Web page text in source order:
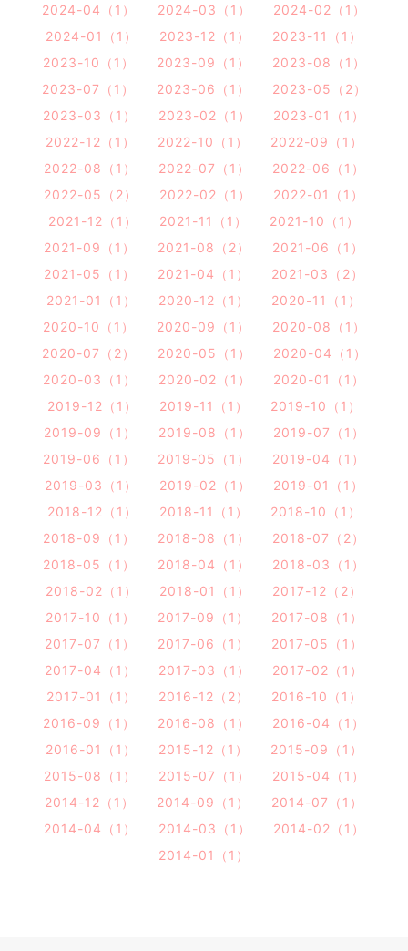
2024-04（1）
2024-03（1）
2024-02（1）
2024-01（1）
2023-12（1）
2023-11（1）
2023-10（1）
2023-09（1）
2023-08（1）
2023-07（1）
2023-06（1）
2023-05（2）
2023-03（1）
2023-02（1）
2023-01（1）
2022-12（1）
2022-10（1）
2022-09（1）
2022-08（1）
2022-07（1）
2022-06（1）
2022-05（2）
2022-02（1）
2022-01（1）
2021-12（1）
2021-11（1）
2021-10（1）
2021-09（1）
2021-08（2）
2021-06（1）
2021-05（1）
2021-04（1）
2021-03（2）
2021-01（1）
2020-12（1）
2020-11（1）
2020-10（1）
2020-09（1）
2020-08（1）
2020-07（2）
2020-05（1）
2020-04（1）
2020-03（1）
2020-02（1）
2020-01（1）
2019-12（1）
2019-11（1）
2019-10（1）
2019-09（1）
2019-08（1）
2019-07（1）
2019-06（1）
2019-05（1）
2019-04（1）
2019-03（1）
2019-02（1）
2019-01（1）
2018-12（1）
2018-11（1）
2018-10（1）
2018-09（1）
2018-08（1）
2018-07（2）
2018-05（1）
2018-04（1）
2018-03（1）
2018-02（1）
2018-01（1）
2017-12（2）
2017-10（1）
2017-09（1）
2017-08（1）
2017-07（1）
2017-06（1）
2017-05（1）
2017-04（1）
2017-03（1）
2017-02（1）
2017-01（1）
2016-12（2）
2016-10（1）
2016-09（1）
2016-08（1）
2016-04（1）
2016-01（1）
2015-12（1）
2015-09（1）
2015-08（1）
2015-07（1）
2015-04（1）
2014-12（1）
2014-09（1）
2014-07（1）
2014-04（1）
2014-03（1）
2014-02（1）
2014-01（1）